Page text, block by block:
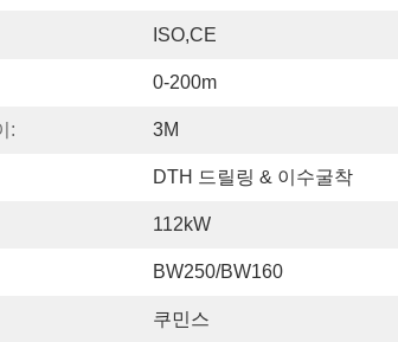
ISO,CE
0-200m
: 3M
DTH 드릴링 & 이수굴착
112kW
BW250/BW160
쿠민스